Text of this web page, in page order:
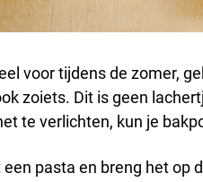
voor tijdens de zomer,
zoiets. Dit is geen
te verlichten, kun je
pasta en breng het op